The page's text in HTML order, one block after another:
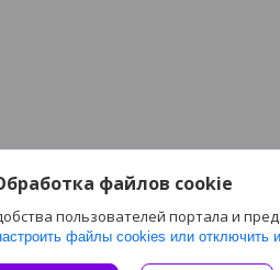
файлов cookie
пользователей портала и
файлы cookies или отключить